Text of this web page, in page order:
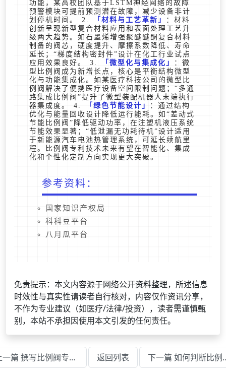
功能，某高校团队基于LSTM神经网络的故障
预警模块可提前预测潜在故障，减少设备非计
划停机时间。 2.
材料与工艺革新
：材料
创新呈现新型复合材料应用和表面处理工艺升
级两大趋势。如石墨烯增强聚醚醚酮复合材料
制备的阀芯，硬度提升、摩擦系数降低、寿命
延长；“梯度结构密封件”设计在化工行业试点
应用效果良好。 3.
微型化与集成化
：微
型比例阀成为新增长点，核心是平衡结构微型
化与功能集成化。如某医疗科技公司的微型比
例阀解决了便携医疗设备空间限制问题；“多通
路集成比例阀”提升了微型装配机器人末端执行
器集成度。 4.
绿色节能设计
：通过结构
优化与能量回收设计降低运行能耗。如“差动式
节能比例阀”降低驱动功率，在注塑机液压系统
节能效果显著；“低泄漏无功耗待机”设计适用
于新能源汽车电池热管理系统，可延长续航里
程。比例阀专利技术未来有望在智能化、集成
化和个性化定制方向实现更大突破。
参考资料：
国家知识产权局
科科豆平台
八月瓜平台
免责提示：本文内容源于网络公开资料整理，所述信息
时效性与真实性请读者自行核对，内容仅作资讯分享，
不作为专业建议（如医疗/法律/投资），读者需谨慎甄
别，本站不承担因使用本文引发的任何责任。
上一篇 撰写比例阀专利申请书要注意什么 返回列表 下一篇 如何